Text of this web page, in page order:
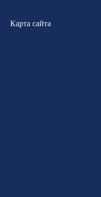
Карта сайта